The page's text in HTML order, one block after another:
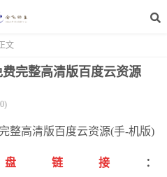
文
费完整高清版百度云资源
整高清版百度云资源(手-机版)
链接
：